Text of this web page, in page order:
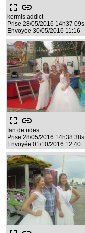
fullscreen link
kermis addict
Prise 28/05/2016 14h37 09s
Envoyée 30/05/2016 11:16
fullscreen link
fan de rides
Prise 28/05/2016 14h38 38s
Envoyée 01/10/2016 12:40